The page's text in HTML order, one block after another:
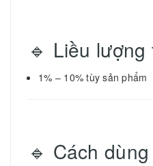
🔹 Liều
1% – 10% tùy sản phẩm
🔹 Cách dùng